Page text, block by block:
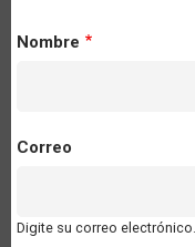
Nombre
Correo
Digite su correo electrónico.